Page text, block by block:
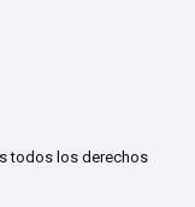
todos los derechos